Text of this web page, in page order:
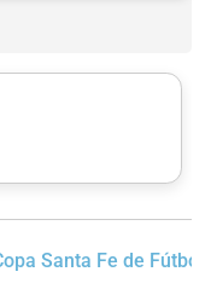
Santa Fe de Fútbol